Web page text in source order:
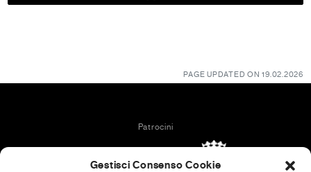
Gestisci Consenso Cookie
PAGE UPDATED ON 19.02.2026
Patrocini